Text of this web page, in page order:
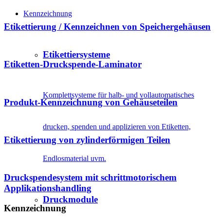
Kennzeichnung
Etikettiersysteme
Komplettsysteme für halb- und vollautomatisches
drucken, spenden und applizieren von Etiketten,
Endlosmaterial uvm.
Druckmodule
Etikettierung / Kennzeichnen von Speichergehäusen
Etiketten-Druckspende-Laminator
Produkt-Kennzeichnung von Gehäuseteilen
Etikettierung von zylinderförmigen Teilen
Druckspendesystem mit schrittmotorischem
Applikationshandling
Kennzeichnung